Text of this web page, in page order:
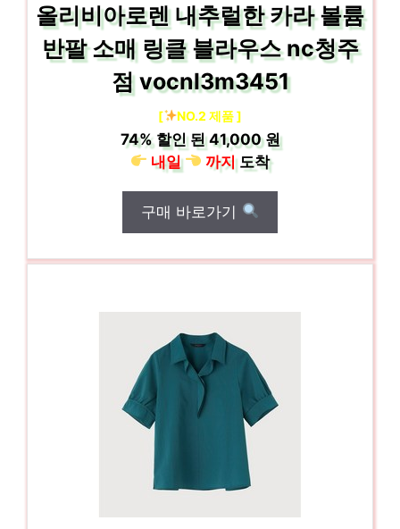
올리비아로렌 내추럴한 카라 볼륨
반팔 소매 링클 블라우스 nc청주
점 vocnl3m3451
[ NO.2 제품 ]
74%할인 된41,000 원
내일
까지도착
구매 바로가기